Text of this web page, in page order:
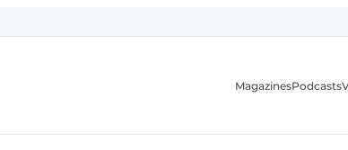
MagazinesPodcasts